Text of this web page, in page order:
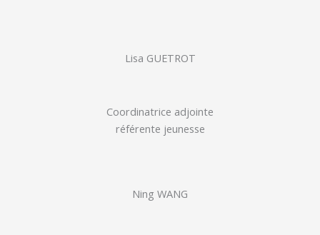
Lisa GUETROT
Coordinatrice adjointe
référente jeunesse
Ning WANG